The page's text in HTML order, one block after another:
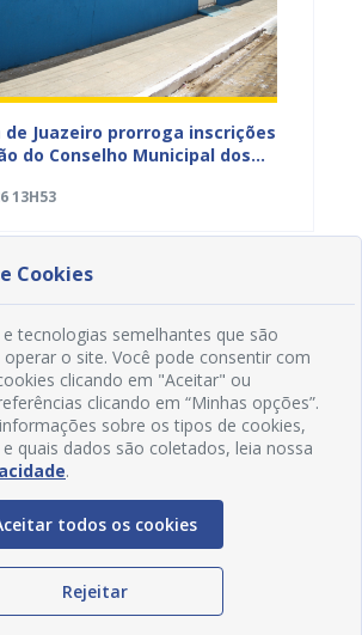
Juazeiro prorroga inscrições
do Conselho Municipal dos
13H53
Redes Sociais
Cookies
tecnologias semelhantes que são
operar o site. Você pode consentir com
clicando em "Aceitar" ou
clicando em “Minhas opções”.
sobre os tipos de cookies,
quais dados são coletados, leia nossa
.
todos os cookies
Rejeitar